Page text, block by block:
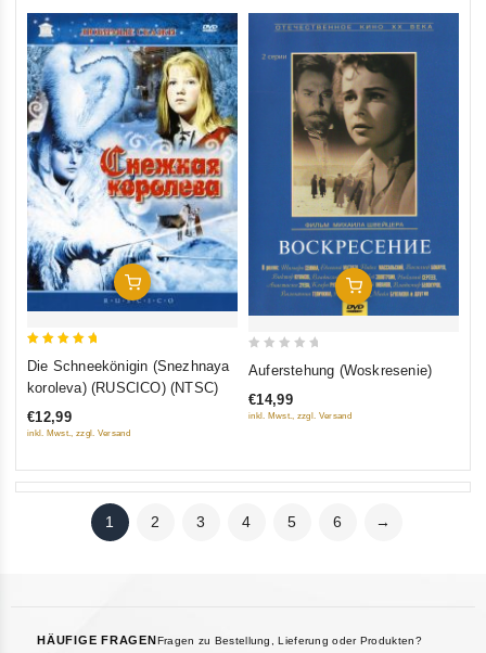
In Den Warenkorb
Die Schneekönigin (Snezhnaya
koroleva) (RUSCICO) (NTSC)
€12,99
inkl. Mwst., zzgl. Versand
In Den Warenkorb
of
Auferstehung (Woskresenie)
€14,99
inkl. Mwst., zzgl. Versand
1 2 3 4 5 6 →
HÄUFIGE FRAGEN Fragen zu Bestellung, Lieferung oder Produkten?